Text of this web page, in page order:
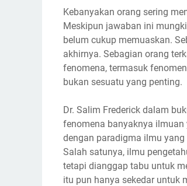
Kebanyakan orang sering
Meskipun jawaban ini
belum cukup memuaskan.
akhirnya. Sebagian orang
fenomena, termasuk
bukan sesuatu yang penting.
Dr. Salim Frederick dalam
fenomena banyaknya
dengan paradigma ilmu
Salah satunya, ilmu
tetapi dianggap tabu untuk
itu pun hanya sekedar untuk